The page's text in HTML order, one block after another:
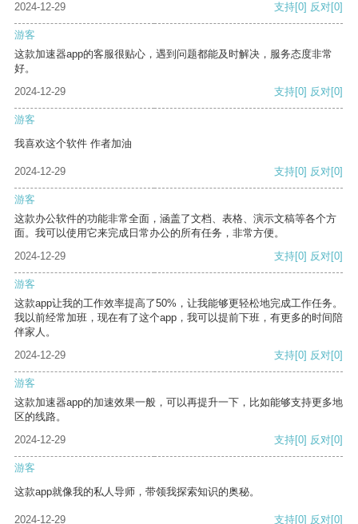
2024-12-29
支持[0] 反对[0]
游客
这款加速器app的客服很贴心，遇到问题都能及时解决，服务态度非常
好。
2024-12-29
支持[0] 反对[0]
游客
我喜欢这个软件 作者加油
2024-12-29 支持[0] 反对[0]
游客
这款办公软件的功能非常全面，涵盖了文档、表格、演示文稿等各个方
面。我可以使用它来完成日常办公的所有任务，非常方便。
2024-12-29
支持[0] 反对[0]
游客
这款app让我的工作效率提高了50%，让我能够更轻松地完成工作任务。
我以前经常加班，现在有了这个app，我可以提前下班，有更多的时间陪
伴家人。
2024-12-29
支持[0] 反对[0]
游客
这款加速器app的加速效果一般，可以再提升一下，比如能够支持更多地
区的线路。
2024-12-29
支持[0] 反对[0]
游客
这款app就像我的私人导师，带领我探索知识的奥秘。
2024-12-29 支持[0] 反对[0]